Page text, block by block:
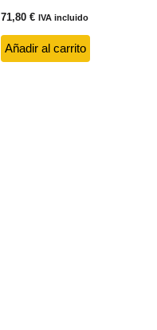
71,80 € IVA incluido
Añadir al carrito